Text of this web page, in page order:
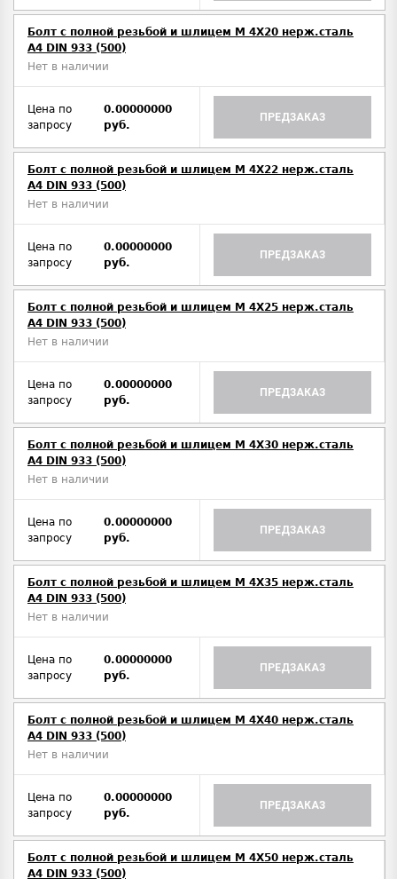
Болт с полной резьбой и шлицем M 4Х20 нерж.сталь
A4 DIN 933 (500)
Нет в наличии
Цена по
запросу
0.00000000
руб.
ПРЕДЗАКАЗ
Болт с полной резьбой и шлицем M 4Х22 нерж.сталь
A4 DIN 933 (500)
Нет в наличии
Цена по
запросу
0.00000000
руб.
ПРЕДЗАКАЗ
Болт с полной резьбой и шлицем M 4Х25 нерж.сталь
A4 DIN 933 (500)
Нет в наличии
Цена по
запросу
0.00000000
руб.
ПРЕДЗАКАЗ
Болт с полной резьбой и шлицем M 4Х30 нерж.сталь
A4 DIN 933 (500)
Нет в наличии
Цена по
запросу
0.00000000
руб.
ПРЕДЗАКАЗ
Болт с полной резьбой и шлицем M 4Х35 нерж.сталь
A4 DIN 933 (500)
Нет в наличии
Цена по
запросу
0.00000000
руб.
ПРЕДЗАКАЗ
Болт с полной резьбой и шлицем M 4Х40 нерж.сталь
A4 DIN 933 (500)
Нет в наличии
Цена по
запросу
0.00000000
руб.
ПРЕДЗАКАЗ
Болт с полной резьбой и шлицем M 4Х50 нерж.сталь
A4 DIN 933 (500)